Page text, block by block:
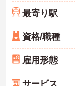
最寄り駅
資格/職種
雇用形態
サービス